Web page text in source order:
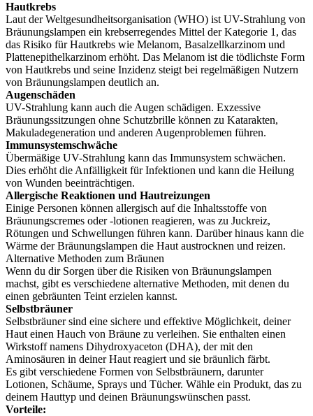
Hautkrebs
Laut der Weltgesundheitsorganisation (WHO) ist UV-Strahlung von
Bräunungslampen ein krebserregendes Mittel der Kategorie 1, das
das Risiko für Hautkrebs wie Melanom, Basalzellkarzinom und
Plattenepithelkarzinom erhöht. Das Melanom ist die tödlichste Form
von Hautkrebs und seine Inzidenz steigt bei regelmäßigen Nutzern
von Bräunungslampen deutlich an.
Augenschäden
UV-Strahlung kann auch die Augen schädigen. Exzessive
Bräunungssitzungen ohne Schutzbrille können zu Katarakten,
Makuladegeneration und anderen Augenproblemen führen.
Immunsystemschwäche
Übermäßige UV-Strahlung kann das Immunsystem schwächen.
Dies erhöht die Anfälligkeit für Infektionen und kann die Heilung
von Wunden beeinträchtigen.
Allergische Reaktionen und Hautreizungen
Einige Personen können allergisch auf die Inhaltsstoffe von
Bräunungscremes oder -lotionen reagieren, was zu Juckreiz,
Rötungen und Schwellungen führen kann. Darüber hinaus kann die
Wärme der Bräunungslampen die Haut austrocknen und reizen.
Alternative Methoden zum Bräunen
Wenn du dir Sorgen über die Risiken von Bräunungslampen
machst, gibt es verschiedene alternative Methoden, mit denen du
einen gebräunten Teint erzielen kannst.
Selbstbräuner
Selbstbräuner sind eine sichere und effektive Möglichkeit, deiner
Haut einen Hauch von Bräune zu verleihen. Sie enthalten einen
Wirkstoff namens Dihydroxyaceton (DHA), der mit den
Aminosäuren in deiner Haut reagiert und sie bräunlich färbt.
Es gibt verschiedene Formen von Selbstbräunern, darunter
Lotionen, Schäume, Sprays und Tücher. Wähle ein Produkt, das zu
deinem Hauttyp und deinen Bräunungswünschen passt.
Vorteile: